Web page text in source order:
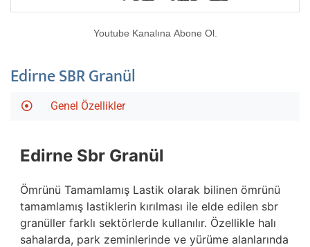
Youtube Kanalına Abone Ol.
Edirne SBR Granül
Genel Özellikler
Edirne Sbr Granül
Ömrünü Tamamlamış Lastik olarak bilinen ömrünü
tamamlamış lastiklerin kırılması ile elde edilen sbr
granüller farklı sektörlerde kullanılır. Özellikle halı
sahalarda, park zeminlerinde ve yürüme alanlarında